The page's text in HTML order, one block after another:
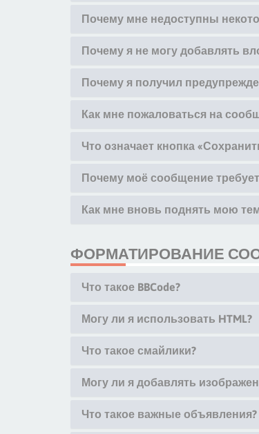
Почему мне недоступны
Почему я не могу добавлять
Почему я получил
Как мне пожаловаться на
Что означает кнопка
Почему моё сообщение
Как мне вновь поднять мою
ФОРМАТИРОВАНИЕ
Что такое BBCode?
Могу ли я использовать HTML?
Что такое смайлики?
Могу ли я добавлять
Что такое важные объявления?